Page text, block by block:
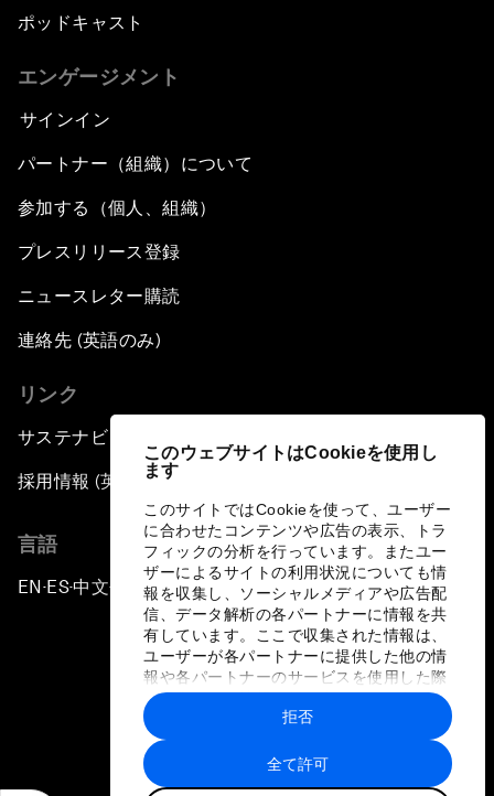
このウェブサイトはCookieを使用し
ます
このサイトではCookieを使って、ユーザー
に合わせたコンテンツや広告の表示、トラ
フィックの分析を行っています。またユー
ザーによるサイトの利用状況についても情
報を収集し、ソーシャルメディアや広告配
信、データ解析の各パートナーに情報を共
有しています。ここで収集された情報は、
ユーザーが各パートナーに提供した他の情
報や各パートナーのサービスを使用した際
に収集された情報と組み合わされ、各パー
トナーによって使用されることがありま
す。
全て許可
拒否
ポッドキャスト
エンゲージメント
サインイン
パートナー（組織）について
参加する（個人、組織）
プレスリリース登録
ニュースレター購読
連絡先 (英語のみ)
リンク
サステナビリティへの取り組み
採用情報 (英語のみ)
言語
EN ▪ ES▪中文▪ 日本語
プライバシーポリシーと利用規約
サイトマップ